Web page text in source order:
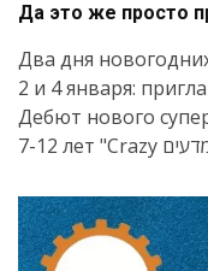
Да это же просто
Два дня
2 и 4 января:
Дебют нового